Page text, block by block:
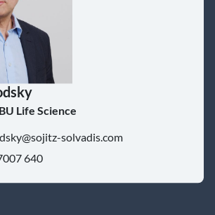
Life Science
solvadis.com
640